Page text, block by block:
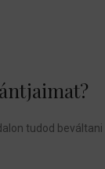
tudod beváltani